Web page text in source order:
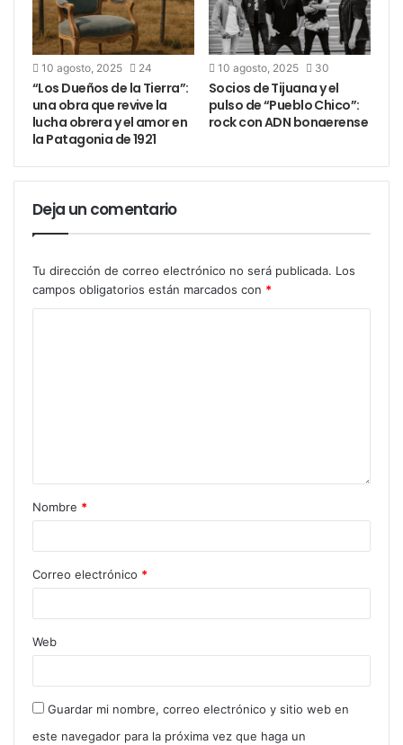
10 agosto, 2025 24
“Los Dueños de la Tierra”:
una obra que revive la
lucha obrera y el amor en
la Patagonia de 1921
10 agosto, 2025 30
Socios de Tijuana y el
pulso de “Pueblo Chico”:
rock con ADN bonaerense
Deja un comentario
Tu dirección de correo electrónico no será publicada. Los
campos obligatorios están marcados con *
Nombre *
Correo electrónico *
Web
Guardar mi nombre, correo electrónico y sitio web en
este navegador para la próxima vez que haga un